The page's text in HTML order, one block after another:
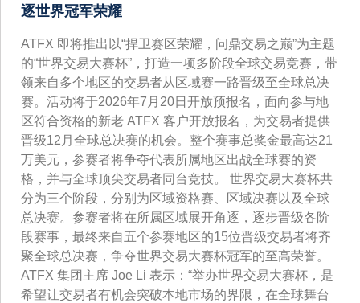
逐世界冠军荣耀
ATFX 即将推出以“捍卫赛区荣耀，问鼎交易之巅”为主题
的“世界交易大赛杯”，打造一项多阶段全球交易竞赛，带
领来自多个地区的交易者从区域赛一路晋级至全球总决
赛。活动将于2026年7月20日开放预报名，面向参与地
区符合资格的新老 ATFX 客户开放报名，为交易者提供
晋级12月全球总决赛的机会。整个赛事总奖金最高达21
万美元，参赛者将争夺代表所属地区出战全球赛的资
格，并与全球顶尖交易者同台竞技。 世界交易大赛杯共
分为三个阶段，分别为区域资格赛、区域决赛以及全球
总决赛。参赛者将在所属区域展开角逐，逐步晋级各阶
段赛事，最终来自五个参赛地区的15位晋级交易者将齐
聚全球总决赛，争夺世界交易大赛杯冠军的至高荣誉。
ATFX 集团主席 Joe Li 表示：“举办世界交易大赛杯，是
希望让交易者有机会突破本地市场的界限，在全球舞台